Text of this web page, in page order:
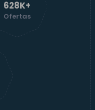
629K+
Ofertas